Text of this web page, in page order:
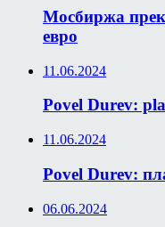
Мосбиржа
евро
11.06.2024
Povel Durev:
11.06.2024
Povel Durev:
06.06.2024